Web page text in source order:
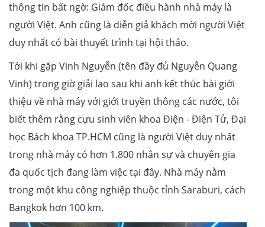
thông tin bất ngờ: Giám đốc điều hành nhà máy là
người Việt. Anh cũng là diễn giả khách mời người Việt
duy nhất có bài thuyết trình tại hội thảo.
Tới khi gặp Vinh Nguyễn (tên đầy đủ Nguyễn Quang
Vinh) trong giờ giải lao sau khi anh kết thúc bài giới
thiệu về nhà máy với giới truyền thông các nước, tôi
biết thêm rằng cựu sinh viên khoa Điện - Điện Tử, Đại
học Bách khoa TP.HCM cũng là người Việt duy nhất
trong nhà máy có hơn 1.800 nhân sự và chuyên gia
đa quốc tịch đang làm việc tại đây. Nhà máy nằm
trong một khu công nghiệp thuộc tỉnh Saraburi, cách
Bangkok hơn 100 km.